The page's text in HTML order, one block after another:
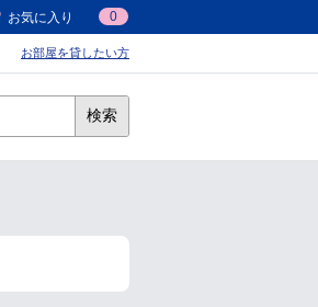
お気に入り 0
お部屋を貸したい方
検索